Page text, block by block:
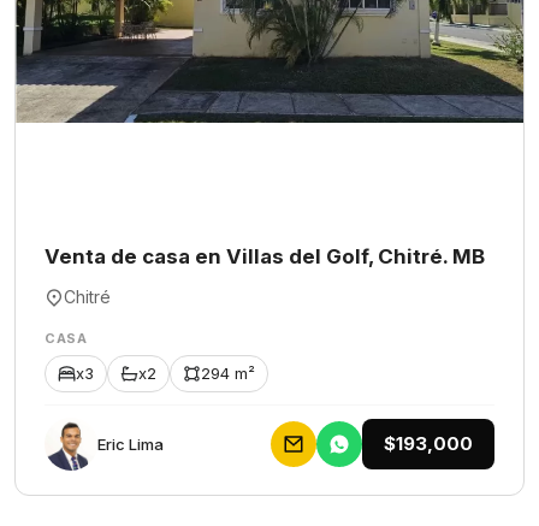
Venta de casa en Villas del Golf, Chitré. MB
Chitré
CASA
x3 x2 294 m²
Eric Lima $193,000